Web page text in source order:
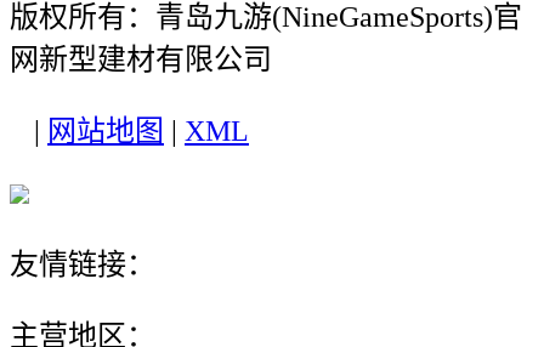
版权所有：青岛九游(NineGameSports)官
网新型建材有限公司
网站地图 XML
友情链接：
主营地区：